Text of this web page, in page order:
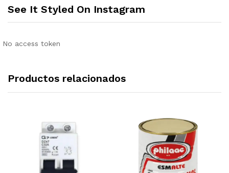
See It Styled On Instagram
No access token
Productos relacionados